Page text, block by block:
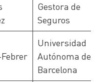
Gestora de
Seguros
Universidad
Autónoma de
Barcelona